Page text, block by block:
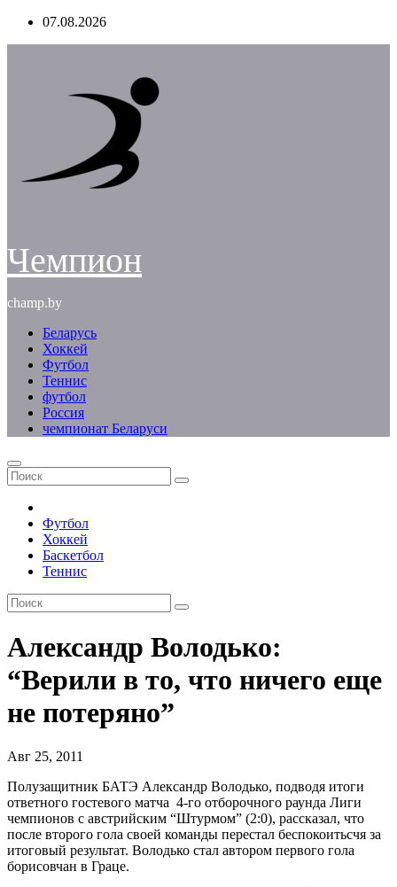
Перейти07.08.2026
Чемпион
champ.by
Беларусь
Хоккей
Футбол
Теннис
футбол
Россия
чемпионат Беларуси
Футбол
Хоккей
Баскетбол
Теннис
Александр Володько:
“Верили в то, что ничего еще
не потеряно”
Авг 25, 2011
Полузащитник БАТЭ Александр Володько, подводя итоги
ответного гостевого матча 4-го отборочного раунда Лиги
чемпионов с австрийским “Штурмом” (2:0), рассказал, что
после второго гола своей команды перестал беспокоитьсчя за
итоговый результат. Володько стал автором первого гола
борисовчан в Граце.